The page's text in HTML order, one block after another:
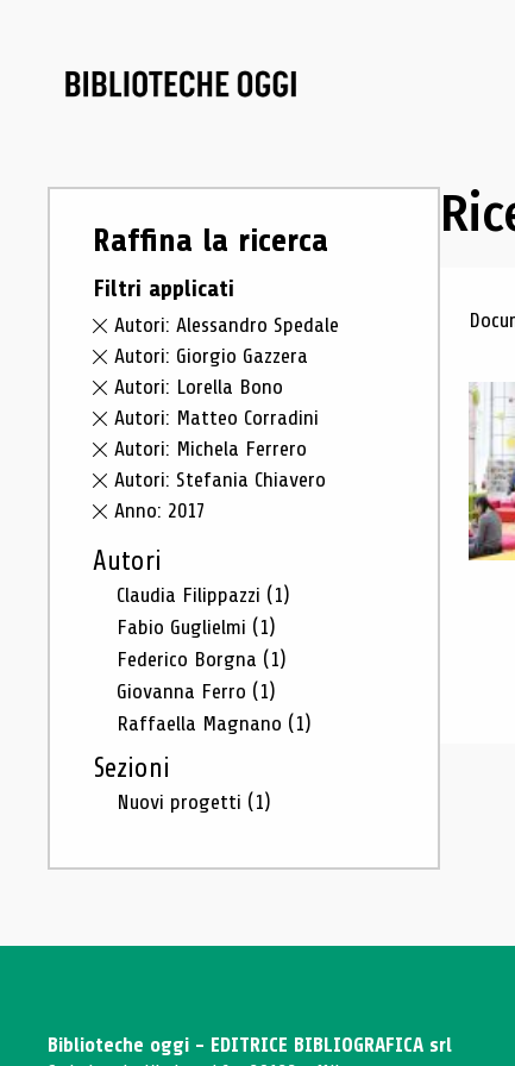
Raffina la ricerca
Filtri applicati
Autori: Alessandro Spedale
Autori: Giorgio Gazzera
Autori: Lorella Bono
Autori: Matteo Corradini
Autori: Michela Ferrero
Autori: Stefania Chiavero
Anno: 2017
Autori
Claudia Filippazzi (1)
Fabio Guglielmi (1)
Federico Borgna (1)
Giovanna Ferro (1)
Raffaella Magnano (1)
Sezioni
Nuovi progetti (1)
Biblioteche oggi - EDITRICE BIBLIOGRAFICA srl